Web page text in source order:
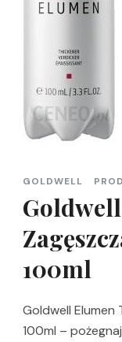
GOLDWELL
100ml
Goldwell Elumen
100ml –